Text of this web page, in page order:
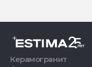
Керамогранит